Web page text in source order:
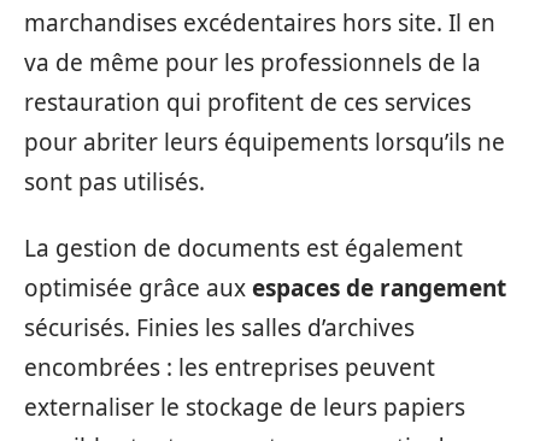
marchandises excédentaires hors site. Il en
va de même pour les professionnels de la
restauration qui profitent de ces services
pour abriter leurs équipements lorsqu’ils ne
sont pas utilisés.
La gestion de documents est également
optimisée grâce auxespaces de rangement
sécurisés. Finies les salles d’archives
encombrées : les entreprises peuvent
externaliser le stockage de leurs papiers